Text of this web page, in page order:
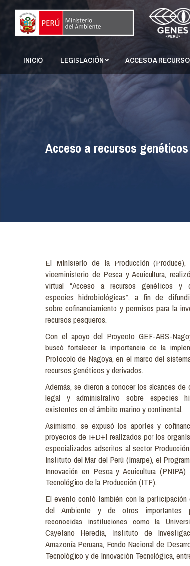
INICIO LEGISLACIÓN ACCESO A
Acceso a recursos
El Ministerio de la Producción
viceministerio de Pesca y Acuicultura,
virtual “Acceso a recursos genéticos y
especies hidrobiológicas”, a fin de
sobre cofinanciamiento y permisos para la
recursos pesqueros.
Con el apoyo del Proyecto GEF-ABS-
buscó fortalecer la importancia de la
Protocolo de Nagoya, en el marco del
recursos genéticos y derivados.
Además, se dieron a conocer los alcances de
legal y administrativo sobre especies
existentes en el ámbito marino y continental.
Asimismo, se expusó los aportes y
proyectos de I+D+i realizados por los
especializados adscritos al sector
Instituto del Mar del Perú (Imarpe), el
Innovación en Pesca y Acuicultura
Tecnológico de la Producción (ITP).
El evento contó también con la
del Ambiente y de otros importantes
reconocidas instituciones como la
Cayetano Heredia, Instituto de
Amazonía Peruana, Fondo Nacional de
Tecnológico y de Innovación Tecnológica,
INICIO ACCESO A